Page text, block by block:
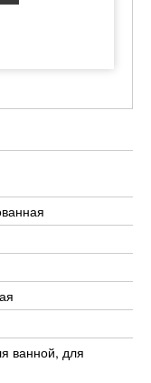
ванной, для